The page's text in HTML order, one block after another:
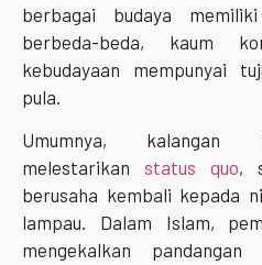
berbagai budaya
berbeda-beda, kaum
kebudayaan mempunyai
pula.
Umumnya, kalangan
melestarikan status quo,
berusaha kembali kepada
lampau. Dalam Islam,
mengekalkan pandangan